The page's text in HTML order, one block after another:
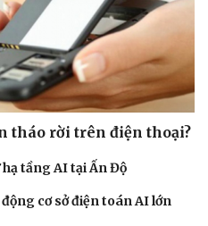
tháo rời trên điện thoại?
tầng AI tại Ấn Độ
cơ sở điện toán AI lớn